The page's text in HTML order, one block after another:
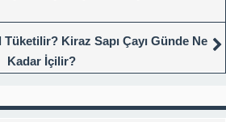
Tüketilir? Kiraz Sapı Çayı Günde Ne
Kadar İçilir?